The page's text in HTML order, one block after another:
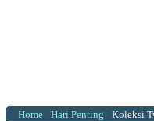
Home Hari Penting Koleksi